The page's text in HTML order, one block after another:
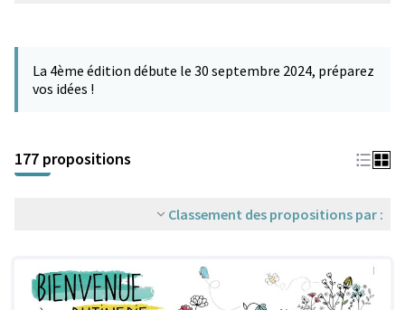
−
La 4ème édition débute le 30 septembre 2024, préparez
vos idées !
177 propositions
Classement des propositions par :